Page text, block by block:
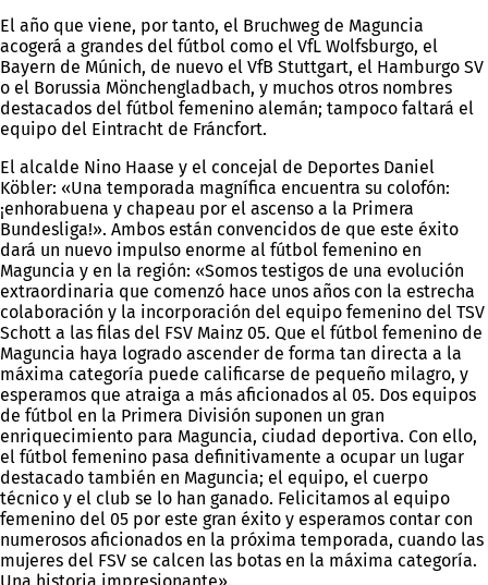
El año que viene, por tanto, el Bruchweg de Maguncia
acogerá a grandes del fútbol como el VfL Wolfsburgo, el
Bayern de Múnich, de nuevo el VfB Stuttgart, el Hamburgo SV
o el Borussia Mönchengladbach, y muchos otros nombres
destacados del fútbol femenino alemán; tampoco faltará el
equipo del Eintracht de Fráncfort.
El alcalde Nino Haase y el concejal de Deportes Daniel
Köbler: «Una temporada magnífica encuentra su colofón:
¡enhorabuena y chapeau por el ascenso a la Primera
Bundesliga!». Ambos están convencidos de que este éxito
dará un nuevo impulso enorme al fútbol femenino en
Maguncia y en la región: «Somos testigos de una evolución
extraordinaria que comenzó hace unos años con la estrecha
colaboración y la incorporación del equipo femenino del TSV
Schott a las filas del FSV Mainz 05. Que el fútbol femenino de
Maguncia haya logrado ascender de forma tan directa a la
máxima categoría puede calificarse de pequeño milagro, y
esperamos que atraiga a más aficionados al 05. Dos equipos
de fútbol en la Primera División suponen un gran
enriquecimiento para Maguncia, ciudad deportiva. Con ello,
el fútbol femenino pasa definitivamente a ocupar un lugar
destacado también en Maguncia; el equipo, el cuerpo
técnico y el club se lo han ganado. Felicitamos al equipo
femenino del 05 por este gran éxito y esperamos contar con
numerosos aficionados en la próxima temporada, cuando las
mujeres del FSV se calcen las botas en la máxima categoría.